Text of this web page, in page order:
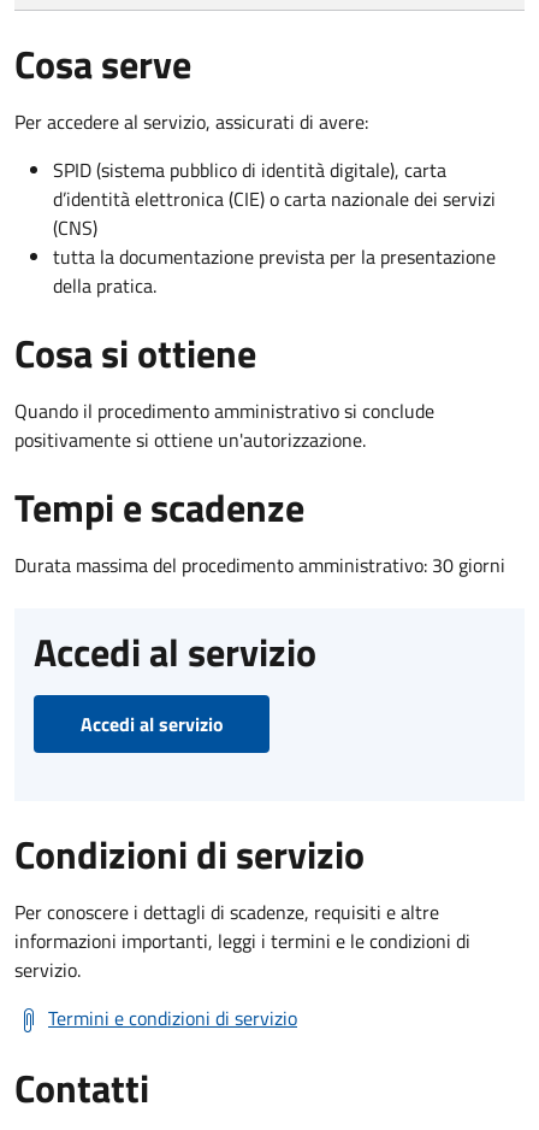
Cosa serve
Per accedere al servizio, assicurati di avere:
SPID (sistema pubblico di identità digitale), carta
d’identità elettronica (CIE) o carta nazionale dei servizi
(CNS)
tutta la documentazione prevista per la presentazione
della pratica.
Cosa si ottiene
Quando il procedimento amministrativo si conclude
positivamente si ottiene un'autorizzazione.
Tempi e scadenze
Durata massima del procedimento amministrativo: 30 giorni
Accedi al servizio
Accedi al servizio
Condizioni di servizio
Per conoscere i dettagli di scadenze, requisiti e altre
informazioni importanti, leggi i termini e le condizioni di
servizio.
Termini e condizioni di servizio
Contatti